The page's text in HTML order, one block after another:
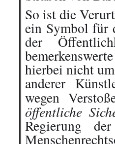
So ist die
ein Symbol für
der
hierbei nicht
anderer
wegen
öffentliche
Regierung